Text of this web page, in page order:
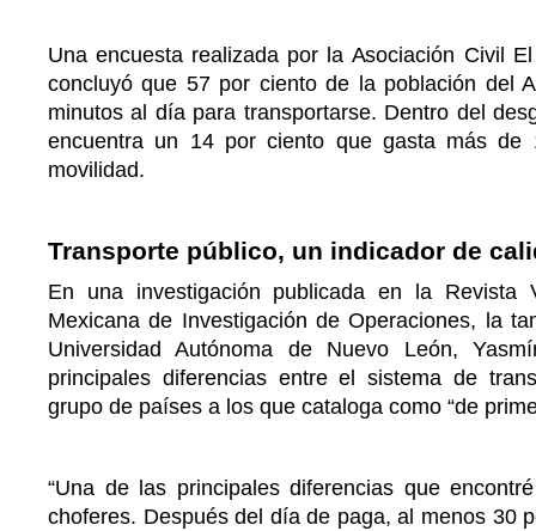
Una encuesta realizada por la Asociación Civil
concluyó que 57 por ciento de la población del
minutos al día para transportarse. Dentro del
encuentra un 14 por ciento que gasta más
movilidad.
Transporte público, un indicador de
En una investigación publicada en la Revista
Mexicana de Investigación de Operaciones, la
Universidad Autónoma de Nuevo León,
principales diferencias entre el sistema de
grupo de países a los que cataloga como “de
“Una de las principales diferencias que
choferes. Después del día de paga, al menos 30